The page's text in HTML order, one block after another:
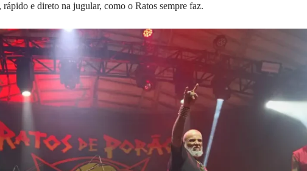
rápido e direto na jugular, como o Ratos sempre faz.